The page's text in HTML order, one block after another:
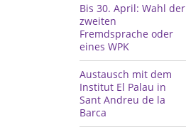
Bis 30. April: Wahl der
zweiten
Fremdsprache oder
eines WPK
Austausch mit dem
Institut El Palau in
Sant Andreu de la
Barca